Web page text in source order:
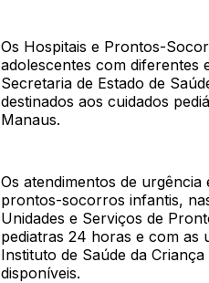
Os Hospitais e Prontos-
adolescentes com diferentes
Secretaria de Estado de
destinados aos cuidados
Manaus.
Os atendimentos de
prontos-socorros infantis,
Unidades e Serviços de
pediatras 24 horas e com as
Instituto de Saúde da
disponíveis.